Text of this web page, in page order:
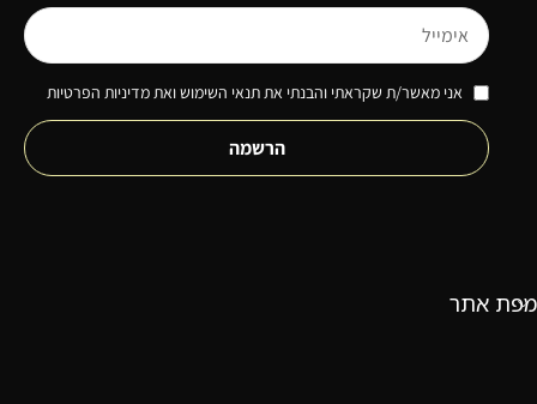
אני מאשר/ת שקראתי והבנתי את תנאי השימוש ואת מדיניות הפרטיות
הרשמה
מפת אתר